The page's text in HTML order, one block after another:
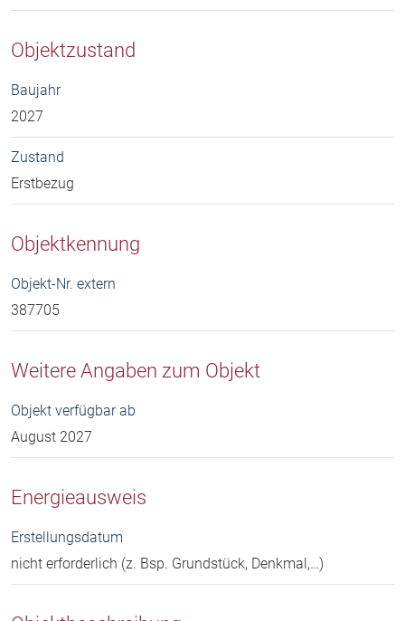
Objektzustand
Baujahr
2027
Zustand
Erstbezug
Objektkennung
Objekt-Nr. extern
387705
Weitere Angaben zum Objekt
Objekt verfügbar ab
August 2027
Energieausweis
Erstellungsdatum
nicht erforderlich (z. Bsp. Grundstück, Denkmal,…)